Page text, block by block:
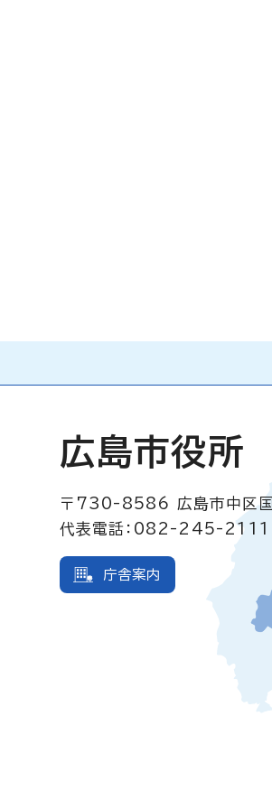
広島市役所
〒730-8586
広島市中区
代表電話：082-245-2111
庁舎案内